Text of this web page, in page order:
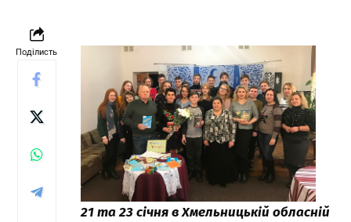
Поділисть
21 та 23 січня в Хмельницькій обласній